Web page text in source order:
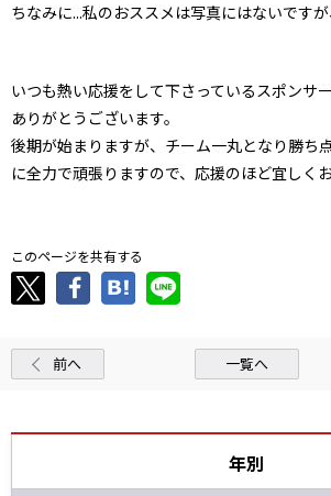
ちなみに...私のおススメは写真にはないです
いつも熱い応援をして下さっているスポンサ
ありがとうございます。
後期が始まりますが、チーム一丸となり勝ち
に全力で頑張りますので、応援のほど宜しく
このページを共有する
前へ 一覧へ
年別